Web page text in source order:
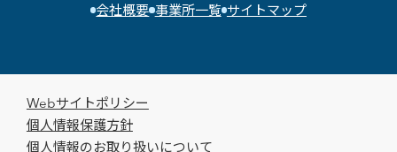
会社概要 事業所一覧 サイトマップ
Webサイトポリシー
個人情報保護方針
個人情報のお取り扱いについて